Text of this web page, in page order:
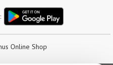
Online Shop